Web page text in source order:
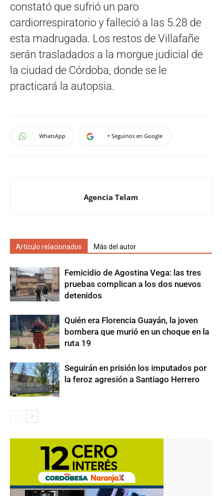
constató que sufrió un paro
cardiorrespiratorio y falleció a las 5.28 de
esta madrugada. Los restos de Villafañe
serán trasladados a la morgue judicial de
la ciudad de Córdoba, donde se le
practicará la autopsia.
WhatsApp + Seguinos en Google
Agencia Telam
Artículo relacionados Más del autor
Femicidio de Agostina Vega: las tres
pruebas complican a los dos nuevos
detenidos
Quién era Florencia Guayán, la joven
bombera que murió en un choque en la
ruta 19
Seguirán en prisión los imputados por
la feroz agresión a Santiago Herrero